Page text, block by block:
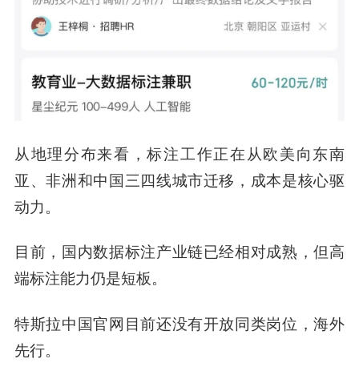
从地理分布来看，标注工作正在从欧美向东南
亚、非洲和中国三四线城市迁移，成本是核心驱
动力。
目前，国内数据标注产业链已经相对成熟，但高
端标注能力仍是短板。
特斯拉中国官网目前还没有开放同类岗位，海外
先行。